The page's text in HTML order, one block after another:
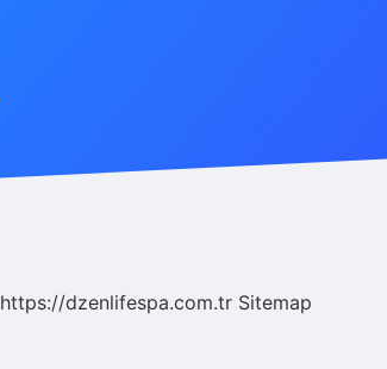
https://dzenlifespa.com.tr Sitemap